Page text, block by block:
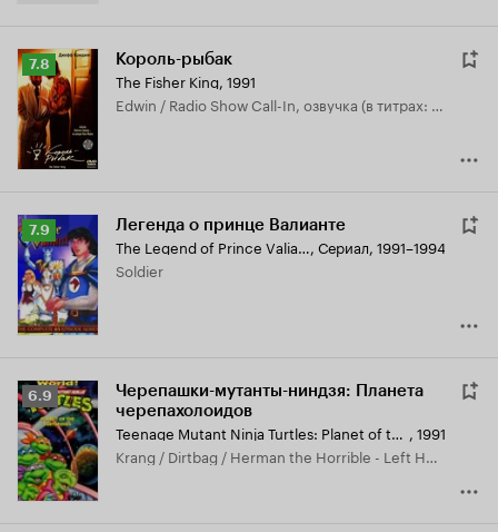
Рейтинг
Кинопоиска
7.8
7.8 Король-рыбак
The Fisher King, 1991
Edwin / Radio Show Call-In, озвучка (в титрах: Patrick Fraley)
Рейтинг
Кинопоиска
7.9
7.9 Легенда о принце Валианте
The Legend of Prince Valiant, Сериал, 1991–1994
Soldier
Рейтинг
Кинопоиска
6.9
6.9
Черепашки-мутанты-ниндзя: Планета
черепахолоидов
Teenage Mutant Ninja Turtles: Planet of the Turtleoids , 1991
Krang / Dirtbag / Herman the Horrible - Left Head, озвучка